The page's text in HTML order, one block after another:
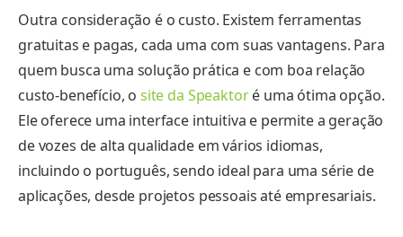
Outra consideração é o custo. Existem ferramentas
gratuitas e pagas, cada uma com suas vantagens. Para
quem busca uma solução prática e com boa relação
custo-benefício, o site da Speaktoré uma ótima opção.
Ele oferece uma interface intuitiva e permite a geração
de vozes de alta qualidade em vários idiomas,
incluindo o português, sendo ideal para uma série de
aplicações, desde projetos pessoais até empresariais.